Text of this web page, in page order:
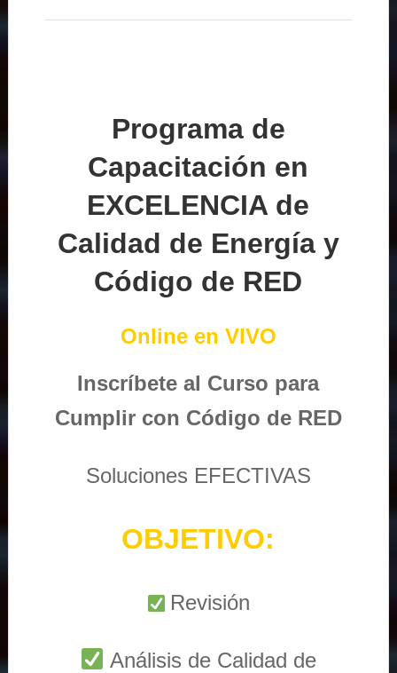
Programa de
Capacitación en
EXCELENCIA de
Calidad de Energía y
Código de RED
Online en VIVO
Inscríbete al Curso para
Cumplir con Código de RED
Soluciones EFECTIVAS
OBJETIVO:
Revisión
Análisis de Calidad de